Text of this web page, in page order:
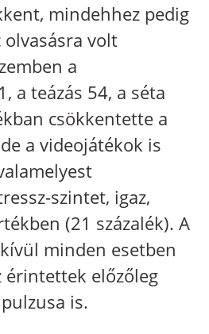
mindehhez pedig
volt
a
a teázás 54, a séta
csökkentette a
a videojátékok is
szintet, igaz,
(21 százalék). A
minden esetben
érintettek előzőleg
is.